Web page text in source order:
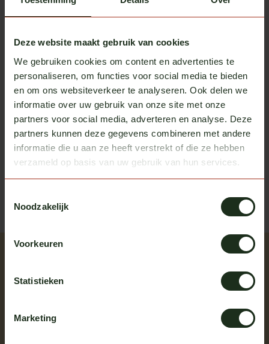
Deze website maakt gebruik van cookies
We gebruiken cookies om content en advertenties te
personaliseren, om functies voor social media te bieden
en om ons websiteverkeer te analyseren. Ook delen we
informatie over uw gebruik van onze site met onze
partners voor social media, adverteren en analyse. Deze
partners kunnen deze gegevens combineren met andere
informatie die u aan ze heeft verstrekt of die ze hebben
verzameld op basis van uw gebruik van hun services.
Noodzakelijk
Voorkeuren
Statistieken
Marketing
Cartec Innenraum-Paket
Cartec
Cartec Dashboard Lotion 500 ml
Auf Lager
€12,50
Heb je vragen over dit product?
Of heb je hulp nodig bij het bestellen? We helpen je
graag!